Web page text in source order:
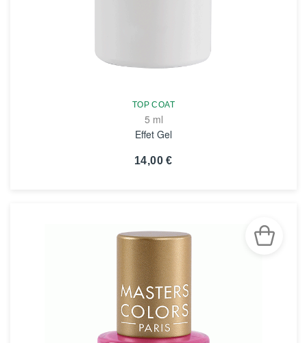
TOP COAT
5 ml
Effet Gel
14,00 €